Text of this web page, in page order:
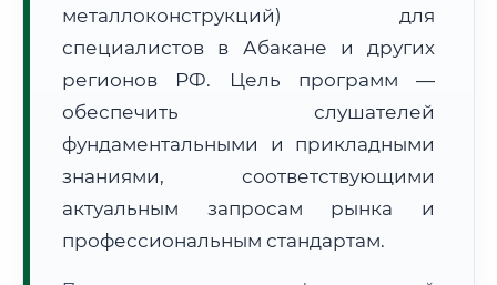
Расчет логистики оригиналов:
• Маршрут транзита:~569 км
• Экспресс-доставка СДЭК / Почтой:1–2 рабочих дня
📜 Документы и аккредитация
металлоконструкций) для
специалистов в Абакане и других
регионов РФ. Цель программ —
обеспечить слушателей
фундаментальными и прикладными
знаниями, соответствующими
актуальным запросам рынка и
профессиональным стандартам.